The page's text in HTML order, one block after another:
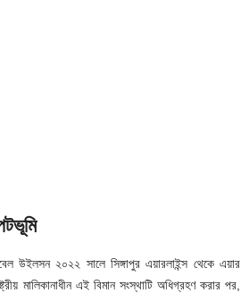
উইলসন ২০২২ সালে সিঙ্গাপুর এয়ারলাইন্স থেকে এয়ার
মালিকানাধীন এই বিমান সংস্থাটি অধিগ্রহণ করার পর,